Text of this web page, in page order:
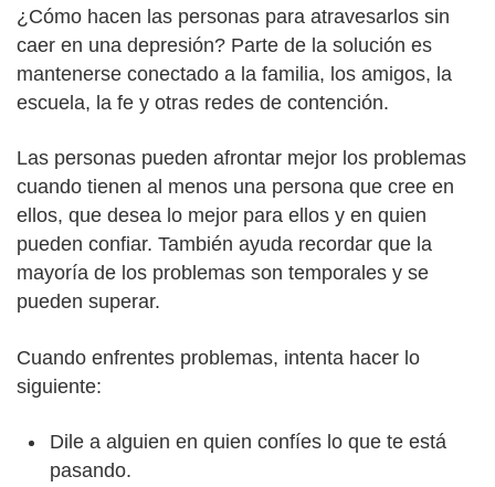
¿Cómo hacen las personas para atravesarlos sin
caer en una depresión? Parte de la solución es
mantenerse conectado a la familia, los amigos, la
escuela, la fe y otras redes de contención.
Las personas pueden afrontar mejor los problemas
cuando tienen al menos una persona que cree en
ellos, que desea lo mejor para ellos y en quien
pueden confiar. También ayuda recordar que la
mayoría de los problemas son temporales y se
pueden superar.
Cuando enfrentes problemas, intenta hacer lo
siguiente:
Dile a alguien en quien confíes lo que te está
pasando.